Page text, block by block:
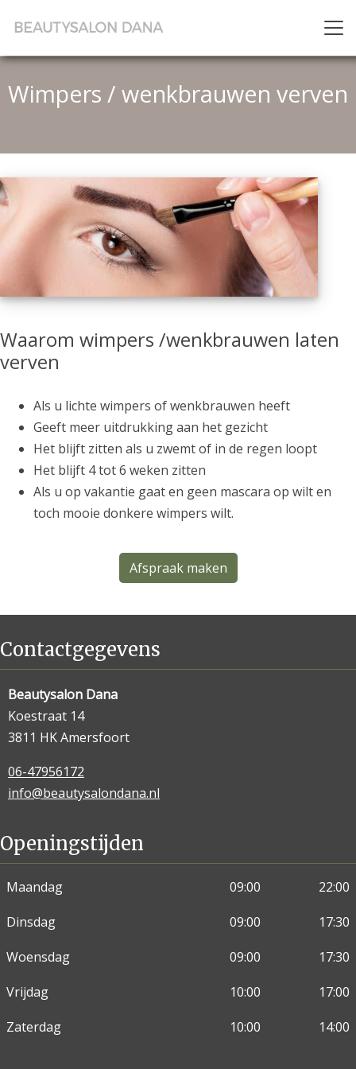
Wimpers / wenkbrauwen verven
Waarom wimpers /wenkbrauwen laten
verven
Als u lichte wimpers of wenkbrauwen heeft
Geeft meer uitdrukking aan het gezicht
Het blijft zitten als u zwemt of in de regen loopt
Het blijft 4 tot 6 weken zitten
Als u op vakantie gaat en geen mascara op wilt en
toch mooie donkere wimpers wilt.
Afspraak maken
Contactgegevens
Beautysalon Dana
Koestraat 14
3811 HK Amersfoort
06-47956172
info@beautysalondana.nl
Openingstijden
Maandag 09:00
22:00
Dinsdag
09:00
17:30
Woensdag
09:00
17:30
Vrijdag
10:00
17:00
Zaterdag
10:00 14:00